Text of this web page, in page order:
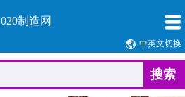
020制造网
中英文切换
搜索